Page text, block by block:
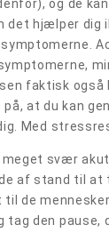
og de
det hjælper dig
faktisk
at du kan
Med
meget svær
af stand til
de
tag den pause,